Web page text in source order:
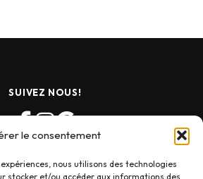
le consentement
nous utilisons des technologies
stocker et/ou accéder aux informations des
SUIVEZ NOUS!